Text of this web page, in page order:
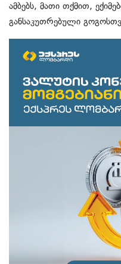
ამბებს, მათი თქმით,
განსაკუთრებული